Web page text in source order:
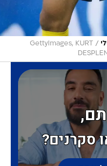
/
GettyImages, KURT